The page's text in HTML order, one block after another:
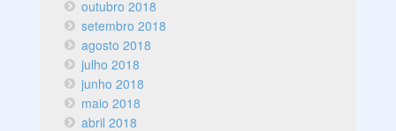
outubro 2018
setembro 2018
agosto 2018
julho 2018
junho 2018
maio 2018
abril 2018